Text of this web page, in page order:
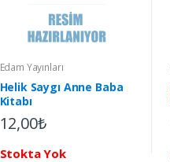
Edam Yayınları
Helik Saygı Anne Baba
Kitabı
12,00₺
Stokta Yok